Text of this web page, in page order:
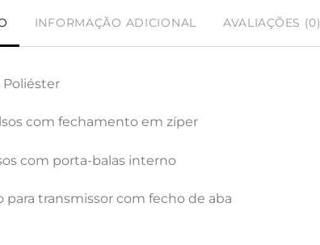
INFORMAÇÃO ADICIONAL AVALIAÇÕES (0)
Poliéster
com fechamento em zíper
com porta-balas interno
para transmissor com fecho de aba